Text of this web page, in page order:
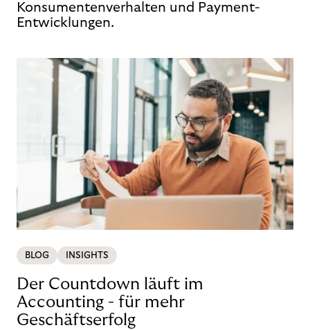
Konsumentenverhalten und Payment-
Entwicklungen.
BLOG INSIGHTS
Der Countdown läuft im
Accounting - für mehr
Geschäftserfolg